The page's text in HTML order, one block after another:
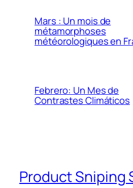
Mars : Un mois de
métamorphoses
météorologiques en
Febrero: Un Mes de
Contrastes Climáticos
Product Sniping